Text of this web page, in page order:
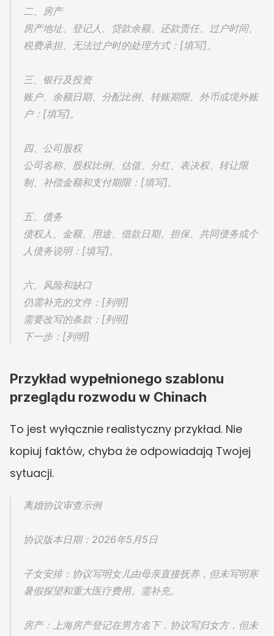
二、房产
房产地址、登记人、贷款余额、还款责任、过户时间、
税费承担、无法过户时的处理方式：[填写]。
三、银行及投资
账户、余额日期、分配比例、转账期限、外币或境外账
户：[填写]。
四、公司股权
公司名称、股权比例、估值、分红、表决权、转让限
制、补偿金额和支付期限：[填写]。
五、债务
债权人、金额、用途、借款日期、担保、共同债务或个
人债务说明：[填写]。
六、风险和缺口
仍需补充的文件：[列明]
需要改写的条款：[列明]
下一步：[列明]
Przykład wypełnionego szablonu
przeglądu rozwodu w Chinach
To jest wyłącznie realistyczny przykład. Nie
kopiuj faktów, chyba że odpowiadają Twojej
sytuacji.
离婚协议审查示例
协议版本日期：2026年5月5日
子女安排：协议写明女儿由母亲直接抚养，但未写明寒
暑假探望和重大医疗费用。需补充。
房产：上海房产登记在男方名下，协议写归女方，但未